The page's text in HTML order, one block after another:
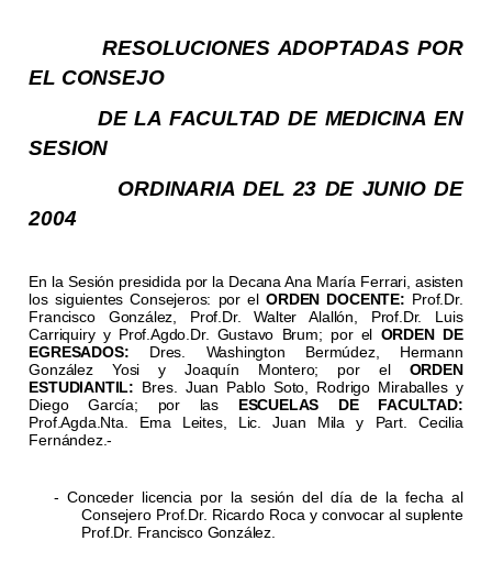
RESOLUCIONES ADOPTADAS POR
EL CONSEJO
DE LA FACULTAD DE MEDICINA EN
SESION
ORDINARIA DEL 23 DE JUNIO DE
2004
En la Sesión presidida por la Decana Ana María Ferrari, asisten
los siguientes Consejeros: por elORDEN DOCENTE: Prof.Dr.
Francisco González, Prof.Dr. Walter Alallón, Prof.Dr. Luis
Carriquiry y Prof.Agdo.Dr. Gustavo Brum; por el ORDEN DE
EGRESADOS: Dres. Washington Bermúdez, Hermann
González Yosi y Joaquín Montero; por el ORDEN
ESTUDIANTIL: Bres. Juan Pablo Soto, Rodrigo Miraballes y
Diego García; por las ESCUELAS DE FACULTAD:
Prof.Agda.Nta. Ema Leites, Lic. Juan Mila y Part. Cecilia
Fernández.-
- Conceder licencia por la sesión del día de la fecha al
Consejero Prof.Dr. Ricardo Roca y convocar al suplente
Prof.Dr. Francisco González.